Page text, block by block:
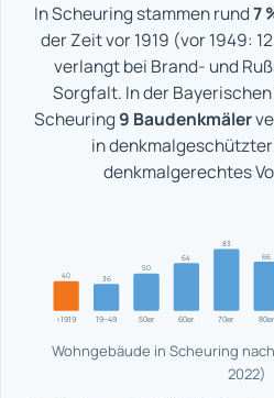
In Scheuring stammen rund7
der Zeit vor 1919 (vor 1949:
verlangt bei Brand- und
Sorgfalt. In der
Scheuring9 Baudenkmäler
in
denkmalgerechtes
<1919
40
19–49
36
50er
50
60er
64
70er
83
80er
66
Wohngebäude in Scheuring
2022)